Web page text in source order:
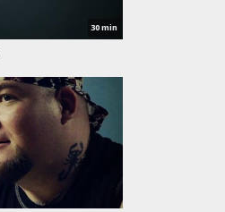
30 min